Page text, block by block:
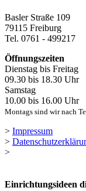
Basler Straße 109
79115 Freiburg
Tel. 0761 - 499217
Öffnungszeiten
Dienstag bis Freitag
09.30 bis 18.30 Uhr
Samstag
10.00 bis 16.00 Uhr
Montags sind wir nach
> Impressum
>
>
Einrichtungsideen